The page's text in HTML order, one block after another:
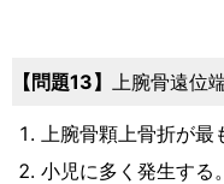
問題13 上腕骨遠位
上腕骨顆上骨折が最
小児に多く発生する。